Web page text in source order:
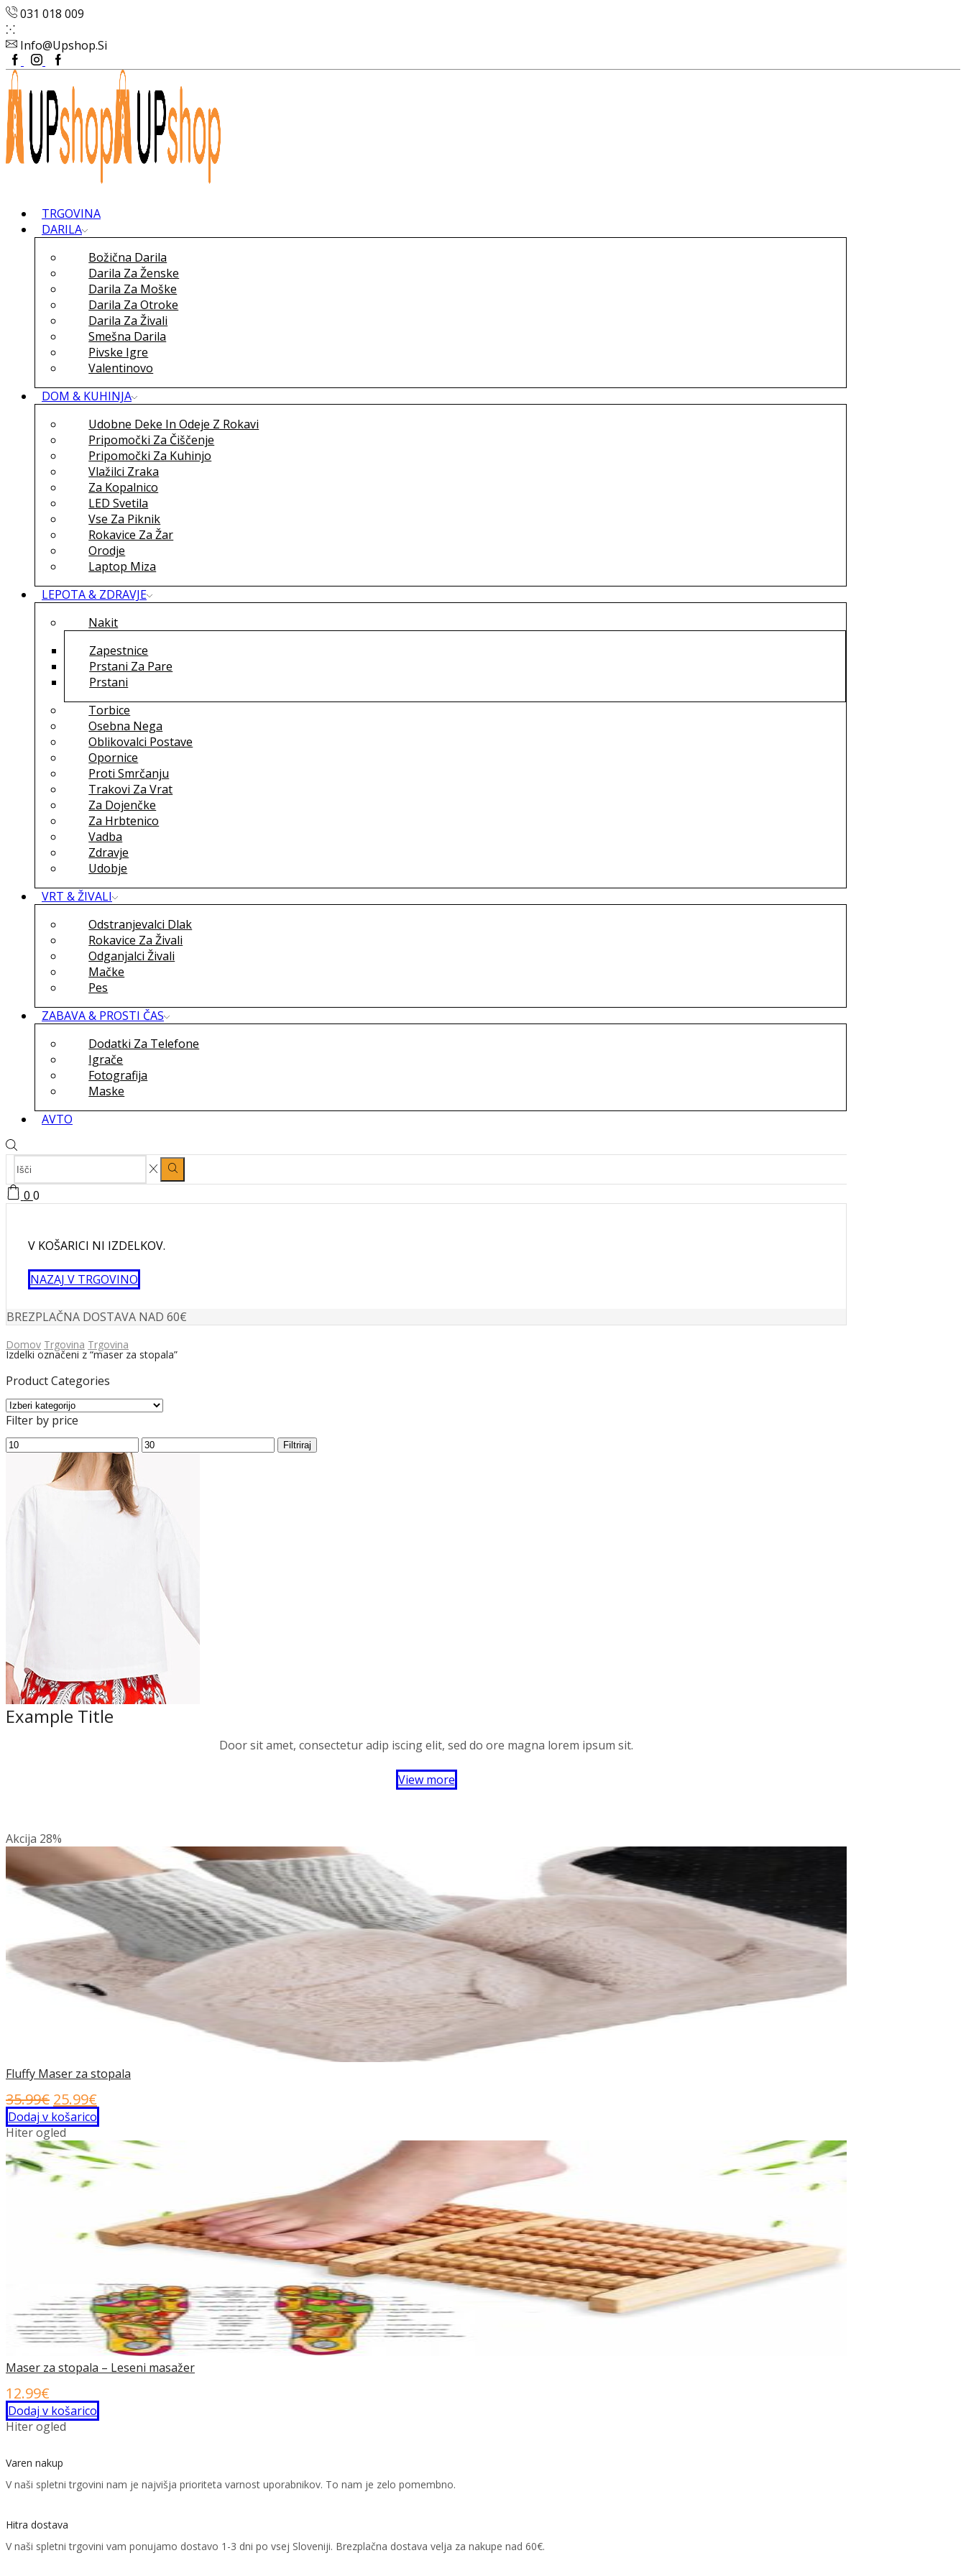
031 018 009
Info@upshop.si
Facebook
Instagram
Google
TRGOVINA
DARILA
Božična Darila
Darila Za Ženske
Darila Za Moške
Darila Za Otroke
Darila Za Živali
Smešna Darila
Pivske Igre
Valentinovo
DOM & KUHINJA
Udobne Deke In Odeje Z Rokavi
Pripomočki Za Čiščenje
Pripomočki Za Kuhinjo
Vlažilci Zraka
Za Kopalnico
LED Svetila
Vse Za Piknik
Rokavice Za Žar
Orodje
Laptop Miza
LEPOTA & ZDRAVJE
Nakit
Zapestnice
Prstani Za Pare
Prstani
Torbice
Osebna Nega
Oblikovalci Postave
Opornice
Proti Smrčanju
Trakovi Za Vrat
Za Dojenčke
Za Hrbtenico
Vadba
Zdravje
Udobje
VRT & ŽIVALI
Odstranjevalci Dlak
Rokavice Za Živali
Odganjalci Živali
Mačke
Pes
ZABAVA & PROSTI ČAS
Dodatki Za Telefone
Igrače
Fotografija
Maske
AVTO
SEARCH
INPUT
Search
0 0
V KOŠARICI NI IZDELKOV.
NAZAJ V TRGOVINO
BREZPLAČNA DOSTAVA NAD 60€
Domov Trgovina Trgovina
Izdelki označeni z “maser za stopala”
Product Categories
Filter by price
Min
Max
Filtriraj
Example Title
Door sit amet, consectetur adip iscing elit, sed do ore magna lorem ipsum sit.
View more
Akcija 28%
Fluffy Maser za stopala
35.99€ Izvirna
cena
je
bila:
35.99€.
25.99€
cena
25.99€.
Dodaj v košarico
Hiter ogled
Maser za stopala – Leseni masažer
12.99€
Dodaj v košarico
Hiter ogled
Varen nakup
V naši spletni trgovini nam je najvišja prioriteta varnost uporabnikov. To nam je zelo pomembno.
Hitra dostava
V naši spletni trgovini vam ponujamo dostavo 1-3 dni po vsej Sloveniji. Brezplačna dostava velja za nakupe nad 60€.